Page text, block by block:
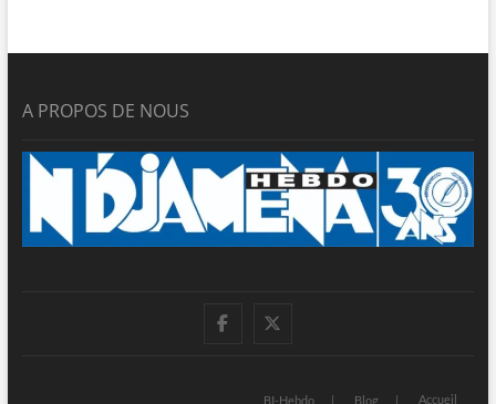
A PROPOS DE NOUS
facebook
BI-Hebdo Blog Accueil